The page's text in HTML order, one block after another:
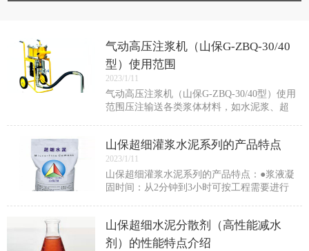
气动高压注浆机（山保G-ZBQ-30/40
型）使用范围
2023/1/11
气动高压注浆机（山保G-ZBQ-30/40型）使用
范围压注输送各类浆体材料，如水泥浆、超
程、建筑工程等的防水堵漏加固施工。也
山保超细灌浆水泥系列的产品特点
2023/1/11
山保超细灌浆水泥系列的产品特点：●浆液凝
固时间：从2分钟到3小时可按工程需要进行
掺入超细水泥分散剂后，可降低浆液粘度，
提
山保超细水泥分散剂（高性能减水
剂）的性能特点介绍